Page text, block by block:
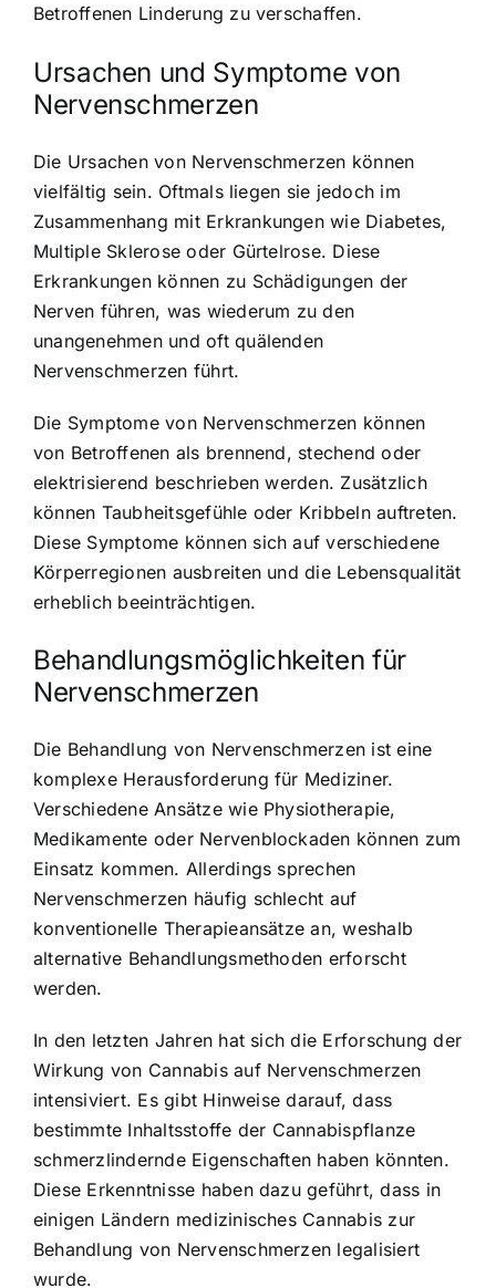
Betroffenen Linderung zu verschaffen.
Ursachen und Symptome von
Nervenschmerzen
Die Ursachen von Nervenschmerzen können
vielfältig sein. Oftmals liegen sie jedoch im
Zusammenhang mit Erkrankungen wie Diabetes,
Multiple Sklerose oder Gürtelrose. Diese
Erkrankungen können zu Schädigungen der
Nerven führen, was wiederum zu den
unangenehmen und oft quälenden
Nervenschmerzen führt.
Die Symptome von Nervenschmerzen können
von Betroffenen als brennend, stechend oder
elektrisierend beschrieben werden. Zusätzlich
können Taubheitsgefühle oder Kribbeln auftreten.
Diese Symptome können sich auf verschiedene
Körperregionen ausbreiten und die Lebensqualität
erheblich beeinträchtigen.
Behandlungsmöglichkeiten für
Nervenschmerzen
Die Behandlung von Nervenschmerzen ist eine
komplexe Herausforderung für Mediziner.
Verschiedene Ansätze wie Physiotherapie,
Medikamente oder Nervenblockaden können zum
Einsatz kommen. Allerdings sprechen
Nervenschmerzen häufig schlecht auf
konventionelle Therapieansätze an, weshalb
alternative Behandlungsmethoden erforscht
werden.
In den letzten Jahren hat sich die Erforschung der
Wirkung von Cannabis auf Nervenschmerzen
intensiviert. Es gibt Hinweise darauf, dass
bestimmte Inhaltsstoffe der Cannabispflanze
schmerzlindernde Eigenschaften haben könnten.
Diese Erkenntnisse haben dazu geführt, dass in
einigen Ländern medizinisches Cannabis zur
Behandlung von Nervenschmerzen legalisiert
wurde.